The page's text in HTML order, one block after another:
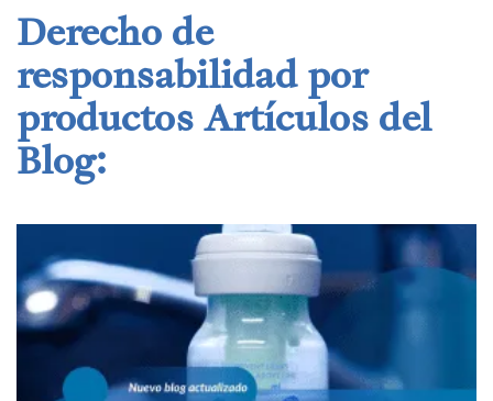
Derecho de
responsabilidad por
productos Artículos del
Blog: